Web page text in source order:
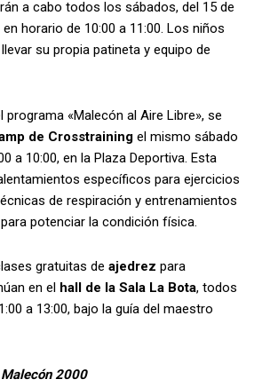
a cabo todos los sábados, del 15 de
horario de 10:00 a 11:00. Los niños
su propia patineta y equipo de
programa «Malecón al Aire Libre», se
de Crosstraining el mismo sábado
a 10:00, en la Plaza Deportiva. Esta
específicos para ejercicios
de respiración y entrenamientos
potenciar la condición física.
gratuitas de ajedrez para
en el hall de la Sala La Bota, todos
a 13:00, bajo la guía del maestro
2000